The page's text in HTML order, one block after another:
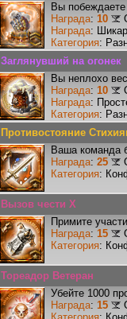
Вы
Награда: 10
Награда:
Категория:
Заглянувший на огонек
Вы неплохо
Награда: 10
Награда:
Категория:
Противостояние
Ваша команда
Награда: 25
Категория:
Вызов чести X
Примите
Награда: 15
Категория:
Тореадор Ветеран
Убейте 1000
Награда: 15